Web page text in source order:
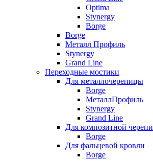
Optima
Stynergy
Borge
Borge
Металл Профиль
Stynergy
Grand Line
Переходные мостики
Для металлочерепицы
Borge
МеталлПрофиль
Stynergy
Grand Line
Для композитной
Borge
Для фальцевой кровли
Borge